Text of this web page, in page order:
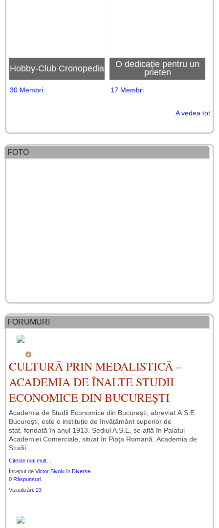
Hobby-Club Cronopedia
30 Membri
O dedicație pentru un
prieten
17 Membri
A vedea tot
FOTO
FORUMURI
CULTURĂ PRIN MEDALISTICĂ –
ACADEMIA DE ÎNALTE STUDII
ECONOMICE DIN BUCUREȘTI
Academia de Studii Economice din București, abreviat A.S.E.
București, este o instituție de învățământ superior de
stat, fondată în anul 1913. Sediul A.S.E. se află în Palatul
Academiei Comerciale, situat în Piaţa Romană. Academia de
Studii…
Citeste mai mult…
Început de Victor Bivolu în Diverse
0 Răspunsuri
Vizualizări: 23